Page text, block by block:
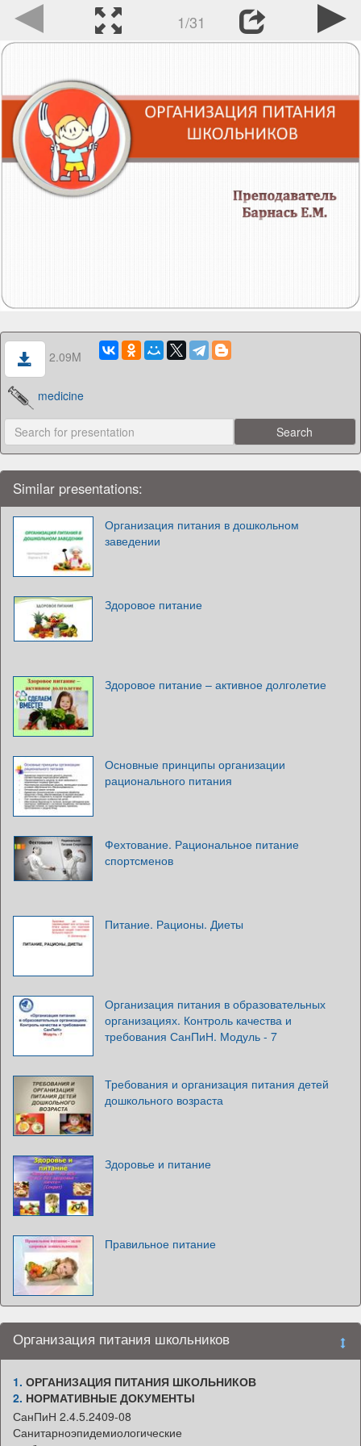
1/31
2.09M
medicine
Similar presentations:
Организация питания в дошкольном
заведении
Здоровое питание
Здоровое питание – активное долголетие
Основные принципы организации
рационального питания
Фехтование. Рациональное питание
спортсменов
Питание. Рационы. Диеты
Организация питания в образовательных
организациях. Контроль качества и
требования СанПиН. Модуль - 7
Требования и организация питания детей
дошкольного возраста
Здоровье и питание
Правильное питание
Организация питания школьников
1. ОРГАНИЗАЦИЯ ПИТАНИЯ ШКОЛЬНИКОВ
2. НОРМАТИВНЫЕ ДОКУМЕНТЫ
СанПиН 2.4.5.2409-08
Санитарноэпидемиологические